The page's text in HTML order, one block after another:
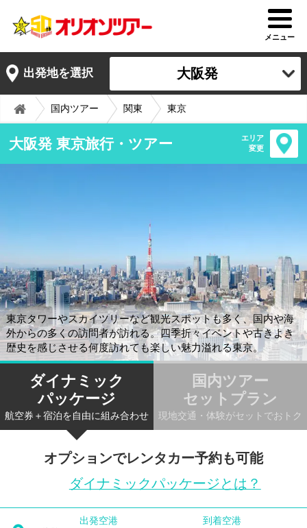
メニュー
出発地を選択 大阪発
国内ツアー 関東 東京
大阪発 東京旅行・ツアー
エリア
変更
東京タワーやスカイツリーなど観光スポットも多く、国内や海
外からの多くの訪問者が訪れる。四季折々イベントや古きよき
歴史を感じさせる何度訪れても楽しい魅力溢れる東京。
ダイナミック
パッケージ
航空券＋宿泊を自由に組み合わせ
国内ツアー
セットプラン
現地交通・体験がセットでおトク
オプションでレンタカー予約も可能
ダイナミックパッケージとは？
出発空港 到着空港